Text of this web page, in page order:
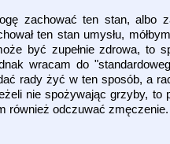
zachować ten stan, albo
ten stan umysłu,
być zupełnie zdrowa, to
wracam do
rady żyć w ten sposób, a
nie spożywając grzyby,
również odczuwać zmęczenie.